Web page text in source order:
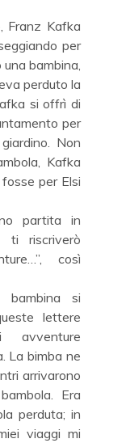
Franz Kafka
per
bambina,
perduto la
si offrì di
per
Non
Kafka
per Elsi
partita in
ti riscriverò
così
si
lettere
avventure
La bimba ne
arrivarono
Era
perduta; in
viaggi mi